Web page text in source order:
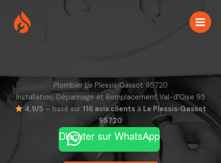
contenu
Plombier Le Plessis‑Gassot 95720
Installation, Dépannage et Remplacement Val-d’Oise 95
4,9/5 – basé sur 116 avis clients à Le Plessis‑Gassot
95720
Discuter sur WhatsApp